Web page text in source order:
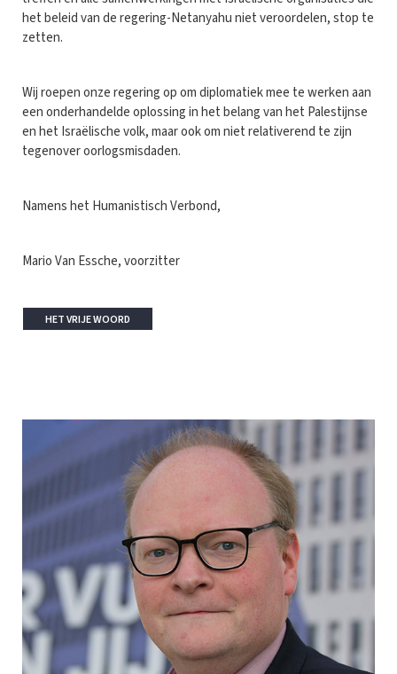
het beleid van de regering-Netanyahu niet veroordelen, stop te
zetten.
Wij roepen onze regering op om diplomatiek mee te werken aan
een onderhandelde oplossing in het belang van het Palestijnse
en het Israëlische volk, maar ook om niet relativerend te zijn
tegenover oorlogsmisdaden.
Namens het Humanistisch Verbond,
Mario Van Essche, voorzitter
HET VRIJE WOORD